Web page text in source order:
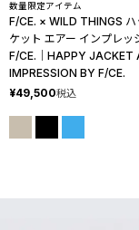
数量限定アイテム
F/CE. × WILD THINGS ハ
ケット エアー インプレッ
F/CE.│HAPPY JACKET
IMPRESSION BY F/CE.
¥49,500税込